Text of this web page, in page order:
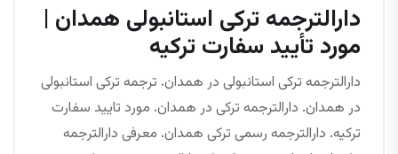
دارالترجمه ترکی استانبولی همدان |
مورد تأیید سفارت ترکیه
دارالترجمه ترکی استانبولی در همدان. ترجمه ترکی استانبولی
در همدان. دارالترجمه ترکی در همدان. مورد تایید سفارت
ترکیه. دارالترجمه رسمی ترکی همدان. معرفی دارالترجمه